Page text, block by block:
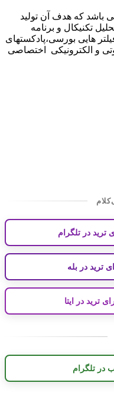
باشد که هدف آن تولید
تکنیکال و برنامه
هایی بورسی،پادکستهای
و الکترونیکی اختصاصی
ترید در تلگرام
ترید در بله
ترید در ایتا
در تلگرام